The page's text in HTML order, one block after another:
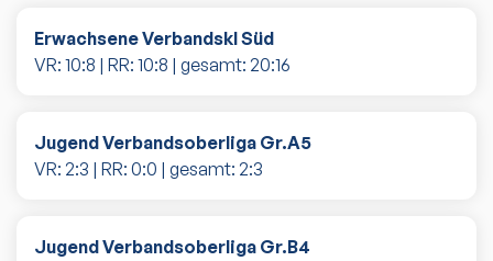
Erwachsene Verbandskl Süd
VR: 10:8 | RR: 10:8 | gesamt: 20:16
Jugend Verbandsoberliga Gr.A5
VR: 2:3 | RR: 0:0 | gesamt: 2:3
Jugend Verbandsoberliga Gr.B4